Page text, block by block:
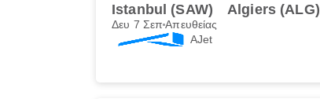
Istanbul (SAW) Algiers (ALG)
Δευ 7 ΣεπΑπευθείας
AJet